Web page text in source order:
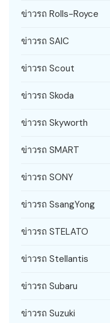
ข่าวรถ Rolls-Royce
ข่าวรถ SAIC
ข่าวรถ Scout
ข่าวรถ Skoda
ข่าวรถ Skyworth
ข่าวรถ SMART
ข่าวรถ SONY
ข่าวรถ SsangYong
ข่าวรถ STELATO
ข่าวรถ Stellantis
ข่าวรถ Subaru
ข่าวรถ Suzuki